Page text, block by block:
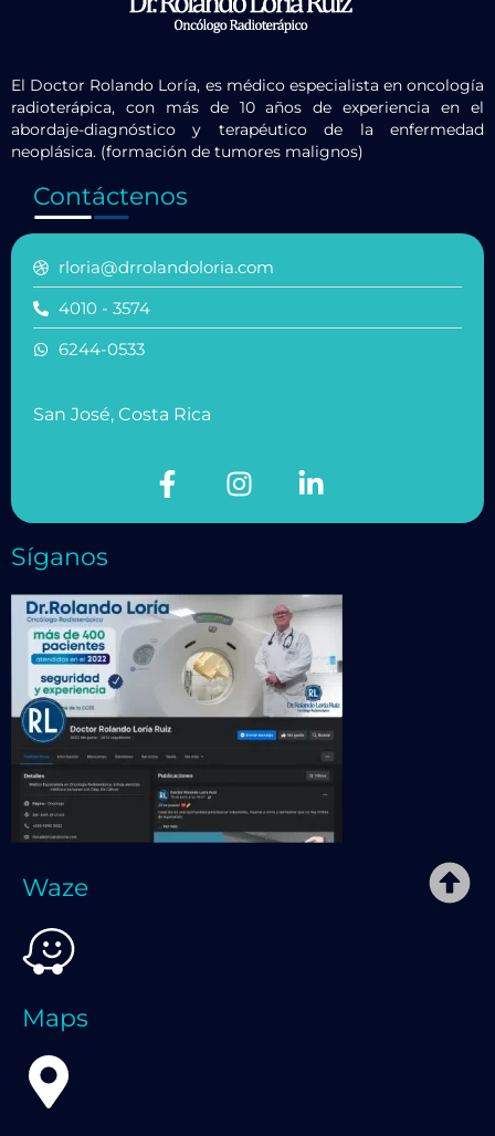
El Doctor Rolando Loría, es médico especialista en oncología
radioterápica, con más de 10 años de experiencia en el
abordaje-diagnóstico y terapéutico de la enfermedad
neoplásica. (formación de tumores malignos)
Contáctenos
rloria@drrolandoloria.com
4010 - 3574
6244-0533
San José, Costa Rica
Síganos
Waze
Maps